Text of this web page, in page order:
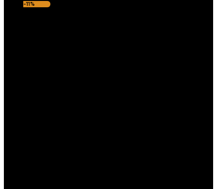
-11%